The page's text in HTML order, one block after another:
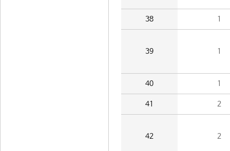
38 1
39 1
40 1
41 2
42 2